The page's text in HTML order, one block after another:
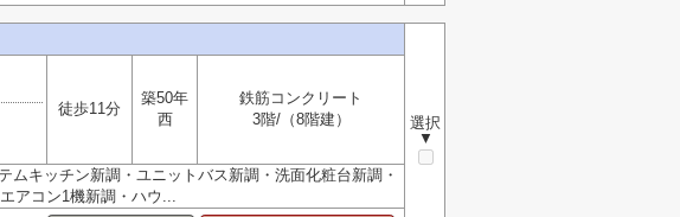
選択
▼
徒歩11分
築50年
西
鉄筋コンクリート
3階/（8階建）
ッチン新調・ユニットバス新調・洗面化粧台新調・
アコン1機新調・ハウ...